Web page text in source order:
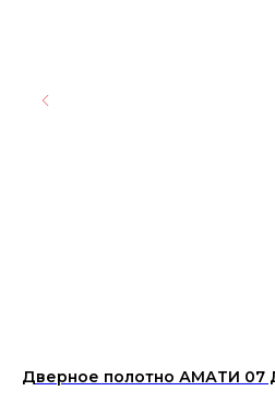
Дверное полотно АМАТИ 07